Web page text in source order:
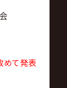
めて発表